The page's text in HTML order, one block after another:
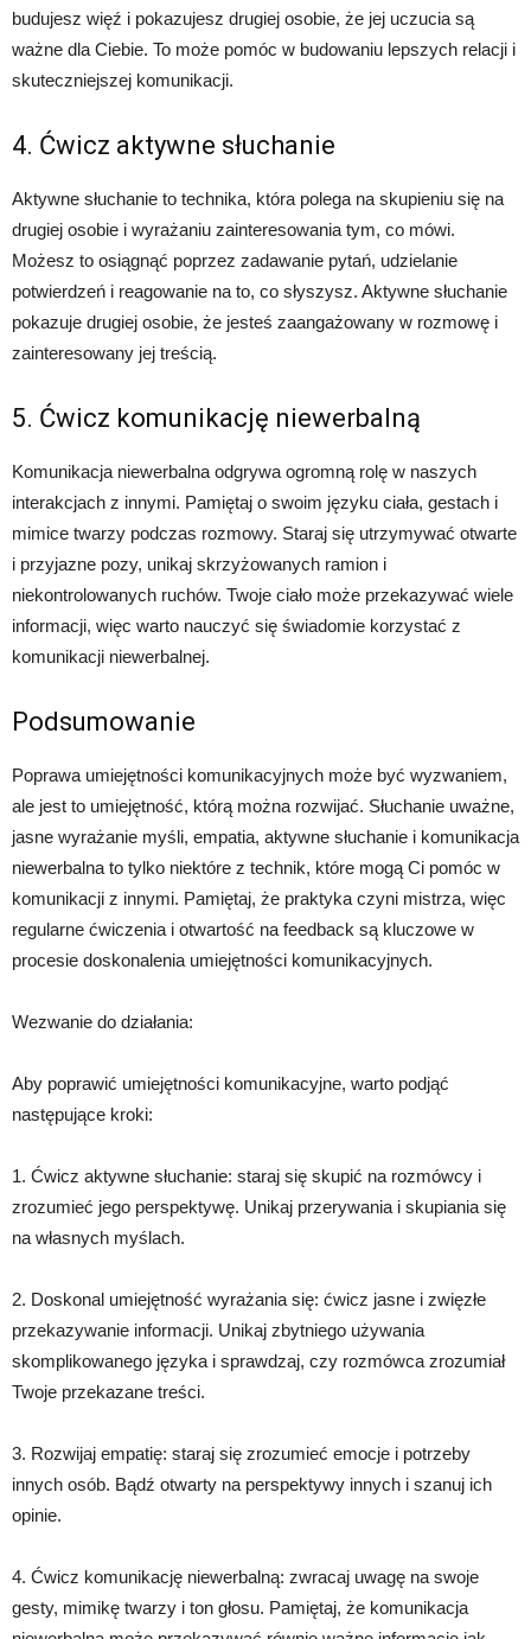
budujesz więź i pokazujesz drugiej osobie, że jej uczucia są
ważne dla Ciebie. To może pomóc w budowaniu lepszych relacji i
skuteczniejszej komunikacji.
4. Ćwicz aktywne słuchanie
Aktywne słuchanie to technika, która polega na skupieniu się na
drugiej osobie i wyrażaniu zainteresowania tym, co mówi.
Możesz to osiągnąć poprzez zadawanie pytań, udzielanie
potwierdzeń i reagowanie na to, co słyszysz. Aktywne słuchanie
pokazuje drugiej osobie, że jesteś zaangażowany w rozmowę i
zainteresowany jej treścią.
5. Ćwicz komunikację niewerbalną
Komunikacja niewerbalna odgrywa ogromną rolę w naszych
interakcjach z innymi. Pamiętaj o swoim języku ciała, gestach i
mimice twarzy podczas rozmowy. Staraj się utrzymywać otwarte
i przyjazne pozy, unikaj skrzyżowanych ramion i
niekontrolowanych ruchów. Twoje ciało może przekazywać wiele
informacji, więc warto nauczyć się świadomie korzystać z
komunikacji niewerbalnej.
Podsumowanie
Poprawa umiejętności komunikacyjnych może być wyzwaniem,
ale jest to umiejętność, którą można rozwijać. Słuchanie uważne,
jasne wyrażanie myśli, empatia, aktywne słuchanie i komunikacja
niewerbalna to tylko niektóre z technik, które mogą Ci pomóc w
komunikacji z innymi. Pamiętaj, że praktyka czyni mistrza, więc
regularne ćwiczenia i otwartość na feedback są kluczowe w
procesie doskonalenia umiejętności komunikacyjnych.
Wezwanie do działania:
Aby poprawić umiejętności komunikacyjne, warto podjąć
następujące kroki:
1. Ćwicz aktywne słuchanie: staraj się skupić na rozmówcy i
zrozumieć jego perspektywę. Unikaj przerywania i skupiania się
na własnych myślach.
2. Doskonal umiejętność wyrażania się: ćwicz jasne i zwięzłe
przekazywanie informacji. Unikaj zbytniego używania
skomplikowanego języka i sprawdzaj, czy rozmówca zrozumiał
Twoje przekazane treści.
3. Rozwijaj empatię: staraj się zrozumieć emocje i potrzeby
innych osób. Bądź otwarty na perspektywy innych i szanuj ich
opinie.
4. Ćwicz komunikację niewerbalną: zwracaj uwagę na swoje
gesty, mimikę twarzy i ton głosu. Pamiętaj, że komunikacja